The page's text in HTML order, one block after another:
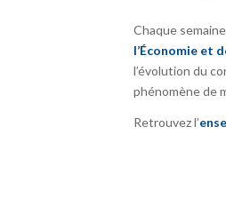
Chaque
l’Économie et
l’évolution du
phénomène de
Retrouvez l’